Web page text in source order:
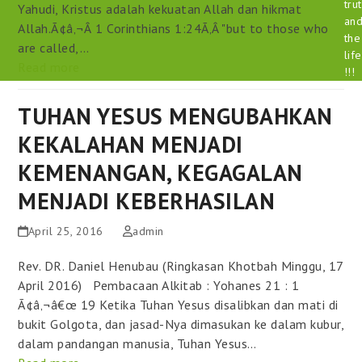
Yahudi, Kristus adalah kekuatan Allah dan hikmat
Allah.Ã¢â‚¬Â 1 Corinthians 1:24Ã‚Â "but to those who
are called,…
TUHAN YESUS MENGUBAHKAN
KEKALAHAN MENJADI
KEMENANGAN, KEGAGALAN
MENJADI KEBERHASILAN
April 25, 2016 admin
Rev. DR. Daniel Henubau (Ringkasan Khotbah Minggu, 17
April 2016) Pembacaan Alkitab : Yohanes 21 : 1
Ã¢â‚¬â€œ 19 Ketika Tuhan Yesus disalibkan dan mati di
bukit Golgota, dan jasad-Nya dimasukan ke dalam kubur,
dalam pandangan manusia, Tuhan Yesus…
the
life
!!!